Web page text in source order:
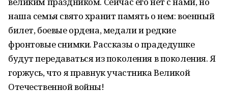
наша семья свято хранит память о нем: военный
билет, боевые ордена, медали и редкие
фронтовые снимки. Рассказы о прадедушке
будут передаваться из поколения в поколения. Я
горжусь, что я правнук участника Великой
Отечественной войны!